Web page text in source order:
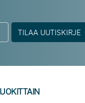
TILAA UUTISKIRJE